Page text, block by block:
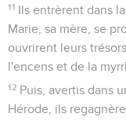
11 Ils entrèrent dans
Marie, sa mère, se
ouvrirent leurs
l'encens et de la
12 Puis, avertis dans
Hérode, ils